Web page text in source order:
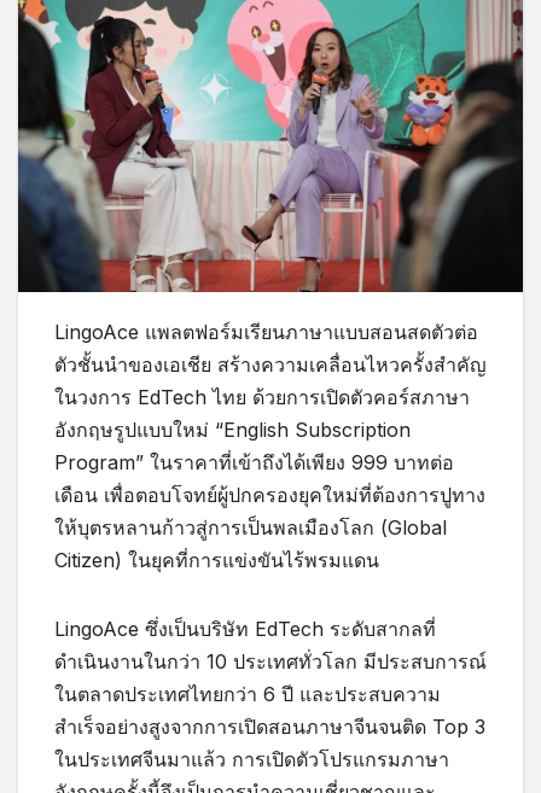
LingoAce แพลตฟอร์มเรียนภาษาแบบสอนสดตัวต่อ
ตัวชั้นนำของเอเชีย สร้างความเคลื่อนไหวครั้งสำคัญ
ในวงการ EdTech ไทย ด้วยการเปิดตัวคอร์สภาษา
อังกฤษรูปแบบใหม่ “English Subscription
Program” ในราคาที่เข้าถึงได้เพียง 999 บาทต่อ
เดือน เพื่อตอบโจทย์ผู้ปกครองยุคใหม่ที่ต้องการปูทาง
ให้บุตรหลานก้าวสู่การเป็นพลเมืองโลก (Global
Citizen) ในยุคที่การแข่งขันไร้พรมแดน
LingoAce ซึ่งเป็นบริษัท EdTech ระดับสากลที่
ดำเนินงานในกว่า 10 ประเทศทั่วโลก มีประสบการณ์
ในตลาดประเทศไทยกว่า 6 ปี และประสบความ
สำเร็จอย่างสูงจากการเปิดสอนภาษาจีนจนติด Top 3
ในประเทศจีนมาแล้ว การเปิดตัวโปรแกรมภาษา